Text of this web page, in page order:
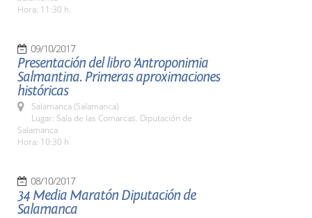
Hora: 11:30 h.
09/10/2017
Presentación del libro 'Antroponimia
Salmantina. Primeras aproximaciones
históricas
Salamanca (Salamanca)
Lugar: Sala de las Comarcas. Diputación de
Salamanca
Hora: 10:30 h
08/10/2017
34 Media Maratón Diputación de
Salamanca